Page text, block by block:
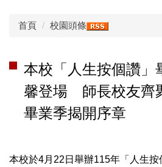
首頁 校園頭條
本校「人生按個讚」
馨登場 師長校友齊
畢業季揭開序章
本校於4月22日舉辦115年「人生